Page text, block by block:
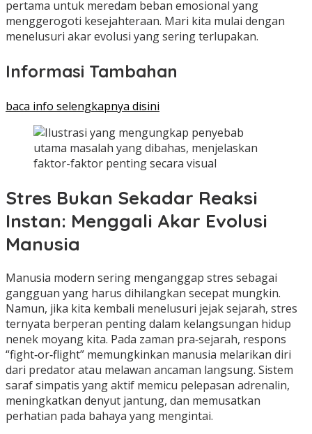
pertama untuk meredam beban emosional yang
menggerogoti kesejahteraan. Mari kita mulai dengan
menelusuri akar evolusi yang sering terlupakan.
Informasi Tambahan
baca info selengkapnya disini
Stres Bukan Sekadar Reaksi
Instan: Menggali Akar Evolusi
Manusia
Manusia modern sering menganggap stres sebagai
gangguan yang harus dihilangkan secepat mungkin.
Namun, jika kita kembali menelusuri jejak sejarah, stres
ternyata berperan penting dalam kelangsungan hidup
nenek moyang kita. Pada zaman pra‑sejarah, respons
“fight‑or‑flight” memungkinkan manusia melarikan diri
dari predator atau melawan ancaman langsung. Sistem
saraf simpatis yang aktif memicu pelepasan adrenalin,
meningkatkan denyut jantung, dan memusatkan
perhatian pada bahaya yang mengintai.